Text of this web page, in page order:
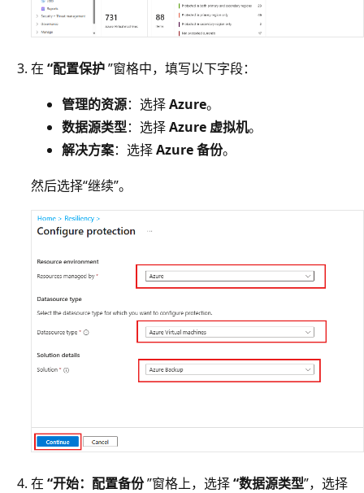
在 “配置保护”窗格中，填写以下字段：
管理的资源：选择Azure。
数据源类型：选择Azure 虚拟机。
解决方案：选择Azure 备份。
然后选择“继续”。
在 “开始：配置备份”窗格上，选择“数据源类型”，选择